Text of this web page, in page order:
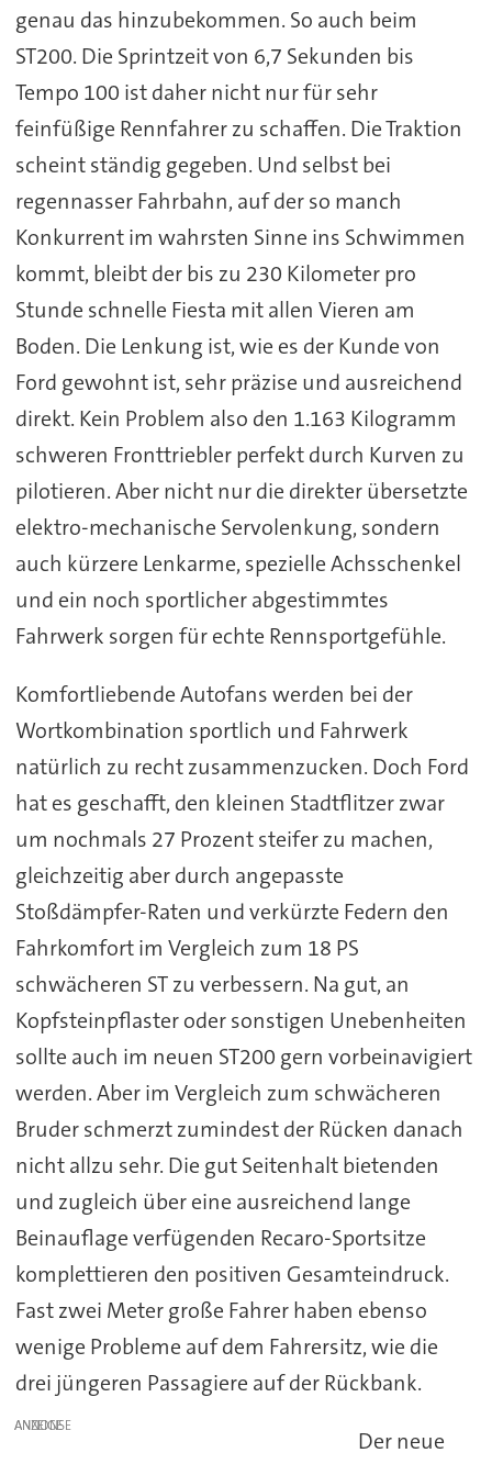
genau das hinzubekommen. So auch beim
ST200. Die Sprintzeit von 6,7 Sekunden bis
Tempo 100 ist daher nicht nur für sehr
feinfüßige Rennfahrer zu schaffen. Die Traktion
scheint ständig gegeben. Und selbst bei
regennasser Fahrbahn, auf der so manch
Konkurrent im wahrsten Sinne ins Schwimmen
kommt, bleibt der bis zu 230 Kilometer pro
Stunde schnelle Fiesta mit allen Vieren am
Boden. Die Lenkung ist, wie es der Kunde von
Ford gewohnt ist, sehr präzise und ausreichend
direkt. Kein Problem also den 1.163 Kilogramm
schweren Fronttriebler perfekt durch Kurven zu
pilotieren. Aber nicht nur die direkter übersetzte
elektro-mechanische Servolenkung, sondern
auch kürzere Lenkarme, spezielle Achsschenkel
und ein noch sportlicher abgestimmtes
Fahrwerk sorgen für echte Rennsportgefühle.
Komfortliebende Autofans werden bei der
Wortkombination sportlich und Fahrwerk
natürlich zu recht zusammenzucken. Doch Ford
hat es geschafft, den kleinen Stadtflitzer zwar
um nochmals 27 Prozent steifer zu machen,
gleichzeitig aber durch angepasste
Stoßdämpfer-Raten und verkürzte Federn den
Fahrkomfort im Vergleich zum 18 PS
schwächeren ST zu verbessern. Na gut, an
Kopfsteinpflaster oder sonstigen Unebenheiten
sollte auch im neuen ST200 gern vorbeinavigiert
werden. Aber im Vergleich zum schwächeren
Bruder schmerzt zumindest der Rücken danach
nicht allzu sehr. Die gut Seitenhalt bietenden
und zugleich über eine ausreichend lange
Beinauflage verfügenden Recaro-Sportsitze
komplettieren den positiven Gesamteindruck.
Fast zwei Meter große Fahrer haben ebenso
wenige Probleme auf dem Fahrersitz, wie die
drei jüngeren Passagiere auf der Rückbank.
ANZEIGE
Der neue